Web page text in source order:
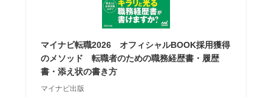
マイナビ転職2026 オフィシャルBOOK採用獲得
のメソッド 転職者のための職務経歴書・履歴
書・添え状の書き方
マイナビ出版